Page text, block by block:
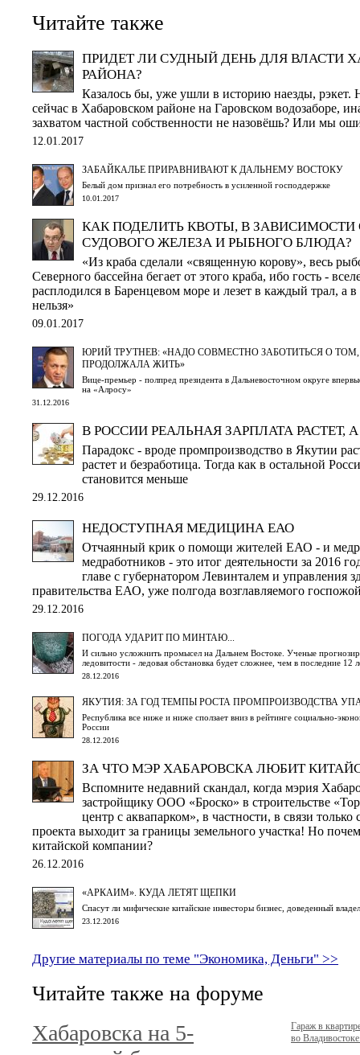
Читайте также
ПРИДЕТ ЛИ СУДНЫЙ ДЕНЬ ДЛЯ ВЛАСТИ
РАЙОНА?
Казалось бы, уже ушли в историю наезды, рэкет.
сейчас в Хабаровском районе на Гаровском водозаборе,
захватом частной собственности не назовёшь? Или мы
12.01.2017
ЗАБАЙКАЛЬЕ ПРИРАВНИВАЮТ К ДАЛЬНЕМУ ВОСТОКУ
Белый дом признал его потребность в усиленной господдержке
10.01.2017
КАК ПОДЕЛИТЬ КВОТЫ, В ЗАВИСИМОСТИ
СУДОВОГО ЖЕЛЕЗА И РЫБНОГО БЛЮДА?
«Из краба сделали «священную корову», весь
Северного бассейна бегает от этого краба, ибо гость -
расплодился в Баренцевом море и лезет в каждый трал, а
нельзя»
09.01.2017
ЮРИЙ ТРУТНЕВ: «НАДО СОВМЕСТНО ЗАБОТИТЬСЯ О
ПРОДОЛЖАЛА ЖИТЬ»
Вице-премьер - полпред президента в Дальневосточном округе
на «Алросу»
31.12.2016
В РОССИИ РЕАЛЬНАЯ ЗАРПЛАТА РАСТЕТ,
Парадокс - вроде промпроизводство в Якутии
растет и безработица. Тогда как в остальной
становится меньше
29.12.2016
НЕДОСТУПНАЯ МЕДИЦИНА ЕАО
Отчаянный крик о помощи жителей ЕАО - и
медработников - это итог деятельности за 2016
главе с губернатором Левинталем и управления
правительства ЕАО, уже полгода возглавляемого
29.12.2016
ПОГОДА УДАРИТ ПО МИНТАЮ...
И сильно усложнить промысел на Дальнем Востоке. Ученые
ледовитости - ледовая обстановка будет сложнее, чем в последние 12
28.12.2016
ЯКУТИЯ: ЗА ГОД ТЕМПЫ РОСТА ПРОМПРОИЗВОДСТВА
Республика все ниже и ниже сползает вниз в рейтинге социально-
России
28.12.2016
ЗА ЧТО МЭР ХАБАРОВСКА ЛЮБИТ
Вспомните недавний скандал, когда мэрия
застройщику ООО «Броско» в строительстве
центр с аквапарком», в частности, в связи только
проекта выходит за границы земельного участка! Но
китайской компании?
26.12.2016
«АРКАИМ». КУДА ЛЕТЯТ ЩЕПКИ
Спасут ли мифические китайские инвесторы бизнес, доведенный
23.12.2016
Другие материалы по теме "Экономика, Деньги" >>
Читайте также на форуме
Хабаровска на 5-
Гараж в
во